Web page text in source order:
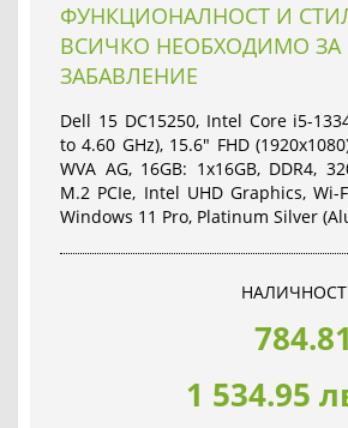
ФУНКЦИОНАЛНОСТ И
ВСИЧКО НЕОБХОДИМО ЗА
ЗАБАВЛЕНИЕ
Dell 15 DC15250, Intel Core i5-
to 4.60 GHz), 15.6" FHD
WVA AG, 16GB: 1x16GB, DDR4,
M.2 PCIe, Intel UHD Graphics, Wi-
Windows 11 Pro, Platinum Silver
784.81
1 534.95